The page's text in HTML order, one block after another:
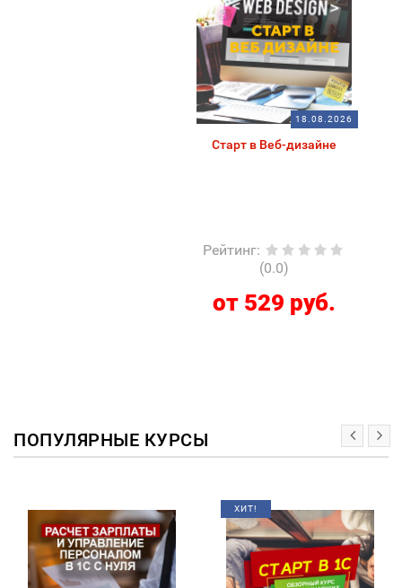
18.08.2026
Старт в Веб-дизайне
Рейтинг:
(0.0)
от 529 руб.
ПОПУЛЯРНЫЕ КУРСЫ
ХИТ!